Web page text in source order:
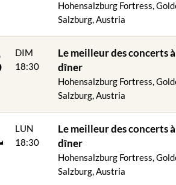
descente Festungsbahn
(hors boissons) - si le temps est clément
la forteresse Best of Mozart (places
programme du soir
vin mousseux pendant la pause concert
de menu réservés !
& CONCERT D'OR
Jourgebäck avec deux types de tartinade
Hohensalzburg Fortress,
Salzburg, Austria
DIM
18:30
Le meilleur des concerts
dîner
Hohensalzburg Fortress,
Salzburg, Austria
LUN
18:30
Le meilleur des concerts
dîner
Hohensalzburg Fortress,
Salzburg, Austria